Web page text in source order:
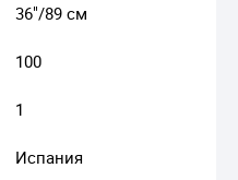
36"/89 см
100
1
Испания